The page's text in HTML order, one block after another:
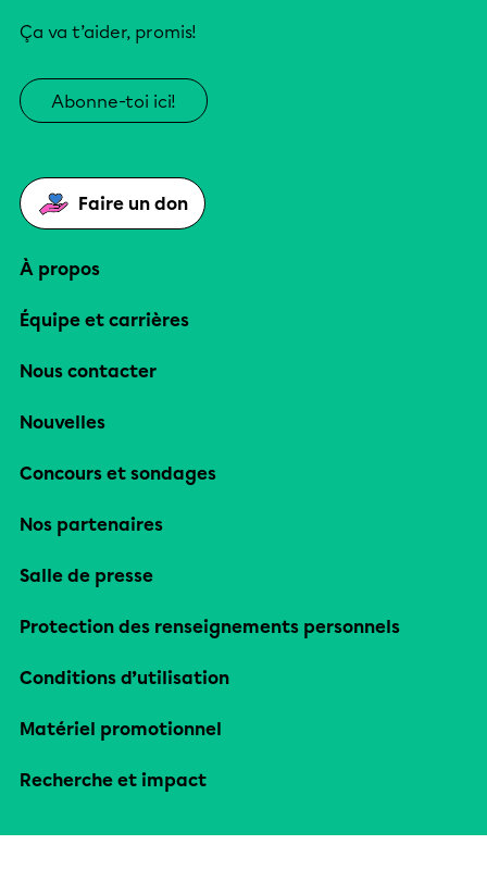
Ça va t’aider, promis!
Abonne-toi ici!
Faire un don
À propos
Équipe et carrières
Nous contacter
Nouvelles
Concours et sondages
Nos partenaires
Salle de presse
Protection des renseignements personnels
Conditions d’utilisation
Matériel promotionnel
Recherche et impact